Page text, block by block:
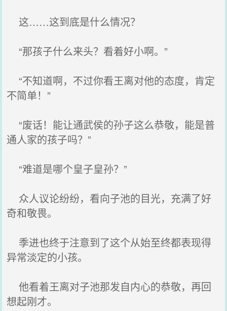
这……这到底是什么情况？
“那孩子什么来头？看着好小啊。”
“不知道啊，不过你看王离对他的态度，肯定
不简单！”
“废话！能让通武侯的孙子这么恭敬，能是普
通人家的孩子吗？”
“难道是哪个皇子皇孙？”
众人议论纷纷，看向子池的目光，充满了好
奇和敬畏。
季进也终于注意到了这个从始至终都表现得
异常淡定的小孩。
他看着王离对子池那发自内心的恭敬，再回
想起刚才。